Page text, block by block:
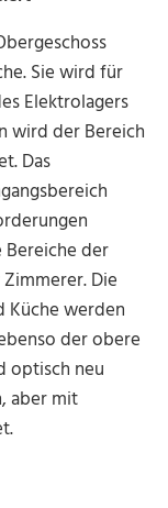
Sie wird für
Elektrolagers
wird der Bereich
Das
der
Die
Küche werden
der obere
optisch neu
aber mit